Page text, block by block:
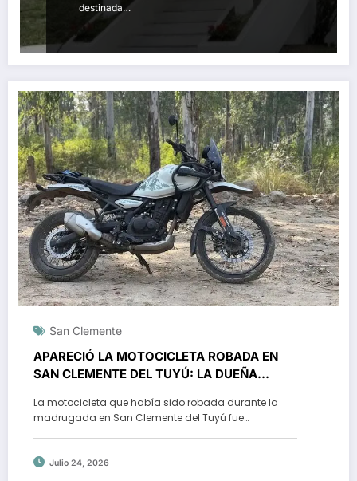
destinada…
San Clemente
APARECIÓ LA MOTOCICLETA ROBADA EN
SAN CLEMENTE DEL TUYÚ: LA DUEÑA
La motocicleta que había sido robada durante la
madrugada en San Clemente del Tuyú fue…
Julio 24, 2026